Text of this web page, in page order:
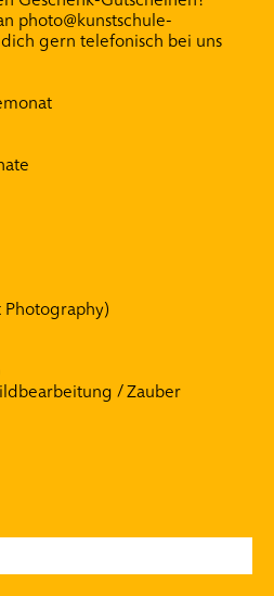
photo@kunstschule-
gern telefonisch bei uns
Photography)
/ Zauber